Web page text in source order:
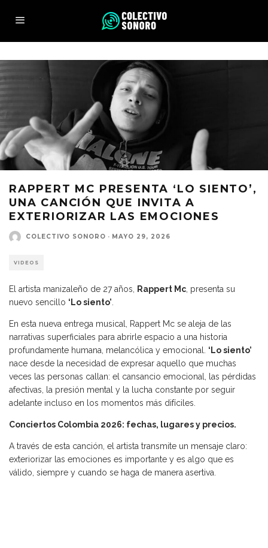
RAPPERT MC PRESENTA ‘LO SIENTO’,
UNA CANCIÓN QUE INVITA A
EXTERIORIZAR LAS EMOCIONES
COLECTIVO SONORO · MAYO 29, 2026
VIDEOS
El artista manizaleño de 27 años, Rappert Mc , presenta su
nuevo sencillo ‘Lo siento’
En esta nueva entrega musical, Rappert Mc se aleja de las
narrativas superficiales para abrirle espacio a una historia
profundamente humana, melancólica y emocional. ‘Lo siento’
nace desde la necesidad de expresar aquello que muchas
veces las personas callan: el cansancio emocional, las pérdidas
afectivas, la presión mental y la lucha constante por seguir
adelante incluso en los momentos más difíciles.
Conciertos Colombia 2026: fechas, lugares y precios.
A través de esta canción, el artista transmite un mensaje claro:
exteriorizar las emociones es importante y es algo que es
válido, siempre y cuando se haga de manera asertiva.